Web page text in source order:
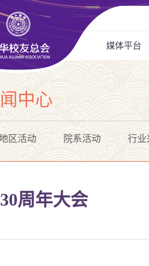
媒体平台
中心
区活动 院系活动 行业
周年大会